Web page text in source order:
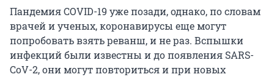
Пандемия COVID-19 уже позади, однако, по словам
врачей и ученых, коронавирусы еще могут
попробовать взять реванш, и не раз. Вспышки
инфекций были известны и до появления SARS-
CoV-2, они могут повториться и при новых